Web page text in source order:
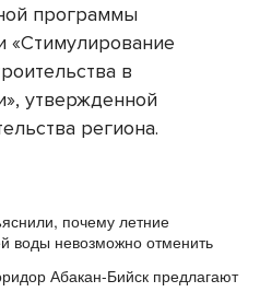
программы
«Стимулирование
в
утвержденной
региона.
почему летние
воды невозможно отменить
Абакан-Бийск предлагают